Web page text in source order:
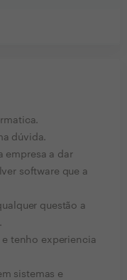
dúvida.
empresa a dar
software que a
questão a
e tenho experiencia
sistemas e